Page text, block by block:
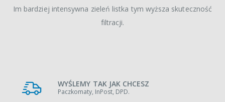
Im bardziej intensywna zieleń listka tym wyższa skuteczność
filtracji.
WYŚLEMY TAK JAK CHCESZ
Paczkomaty, InPost, DPD.